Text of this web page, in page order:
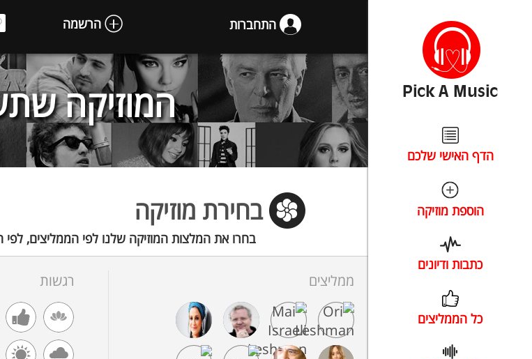
הדף האישי שלכם
הוספת מוזיקה
כתבות ודיונים
כל הממליצים
התחברות הרשמה
המוזיקה
בחירת מוזיקה
בחרו את המלצות המוזיקה שלנו לפי הממליצים,
ממליצים רגשות